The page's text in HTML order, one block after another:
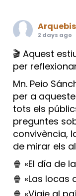
2 days ago
🎬 Aquest
per
Mn. Peio
per a
tots els
preguntes
convivència,
de mirar els
🍿 «El día de
🍿 «Las locas